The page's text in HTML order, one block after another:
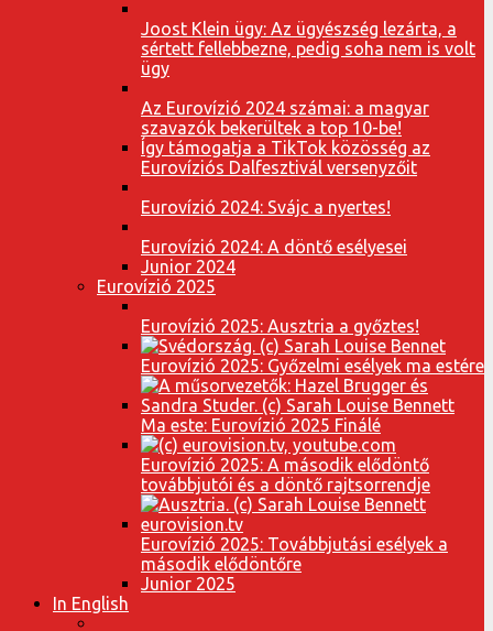
Joost Klein ügy: Az ügyészség lezárta, a
sértett fellebbezne, pedig soha nem is volt
ügy
Az Eurovízió 2024 számai: a magyar
szavazók bekerültek a top 10-be!
Így támogatja a TikTok közösség az
Eurovíziós Dalfesztivál versenyzőit
Eurovízió 2024: Svájc a nyertes!
Eurovízió 2024: A döntő esélyesei
Junior 2024
Eurovízió 2025
Eurovízió 2025: Ausztria a győztes!
Eurovízió 2025: Győzelmi esélyek ma estére
Ma este: Eurovízió 2025 Finálé
Eurovízió 2025: A második elődöntő
továbbjutói és a döntő rajtsorrendje
Eurovízió 2025: Továbbjutási esélyek a
második elődöntőre
Junior 2025
In English